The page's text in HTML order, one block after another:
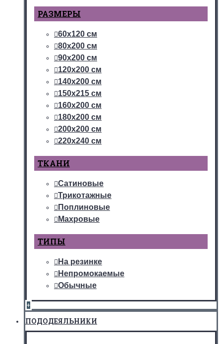
РАЗМЕРЫ
60х120 см
80х200 см
90х200 см
120х200 см
140х200 см
150х215 см
160х200 см
180х200 см
200х200 см
220х240 см
ТКАНИ
Сатиновые
Трикотажные
Поплиновые
Махровые
ТИПЫ
На резинке
Непромокаемые
Обычные
+
ПОДОДЕЯЛЬНИКИ